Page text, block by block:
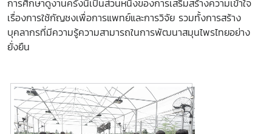
การศึกษาดูงานครั้งนี้เป็นส่วนหนึ่งของการเสริมสร้างความเข้าใจ
เรื่องการใช้กัญชงเพื่อการแพทย์และการวิจัย รวมทั้งการสร้าง
บุคลากรที่มีความรู้ความสามารถในการพัฒนาสมุนไพรไทยอย่าง
ยั่งยืน